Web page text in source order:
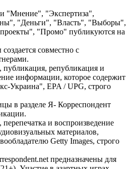
"Мнение", "Экспертиза",
"Деньги", "Власть", "Выборы",
"Промо" публикуются на
совместно с
републикация и
информации, которое содержит
Украина", EPA / UPG, строго
в разделе Я- Корреспондент
и воспроизведение
материалов,
Getty Images, строго
предназначены для